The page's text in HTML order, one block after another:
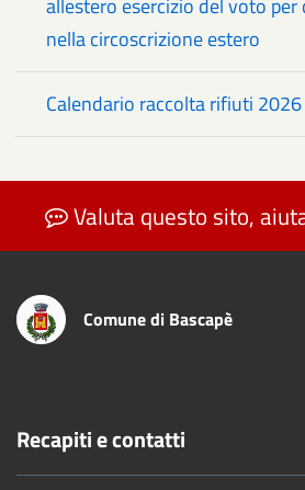
nella circoscrizione estero
Calendario raccolta rifiuti 2026
Valuta questo sito,
Comune di Bascapè
Recapiti e contatti